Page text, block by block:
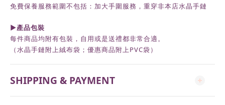
免費保養服務範圍不包括：加大手圍服務，重穿非本店水晶手鏈
►產品包裝
每件商品均附有包裝，自用或是送禮都非常合適。
（水晶手鏈附上絨布袋；優惠商品附上PVC袋）
SHIPPING & PAYMENT